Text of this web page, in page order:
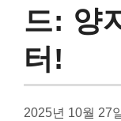
드: 양
터!
2025년 10월 27